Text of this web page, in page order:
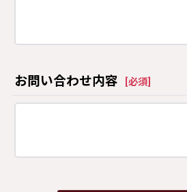
お問い合わせ内容 必須